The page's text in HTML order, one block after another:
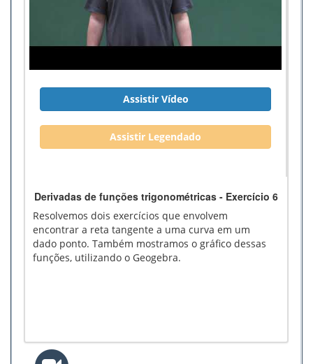
Assistir Vídeo
Assistir Legendado
Derivadas de funções trigonométricas - Exercício 6
Resolvemos dois exercícios que envolvem
encontrar a reta tangente a uma curva em um
dado ponto. Também mostramos o gráfico dessas
funções, utilizando o Geogebra.